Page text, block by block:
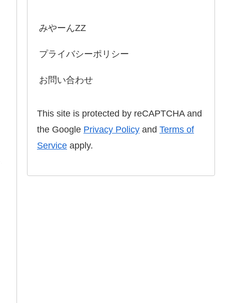
みやーんZZ
プライバシーポリシー
お問い合わせ
This site is protected by reCAPTCHA and
the Google Privacy Policy and Terms of
Service apply.